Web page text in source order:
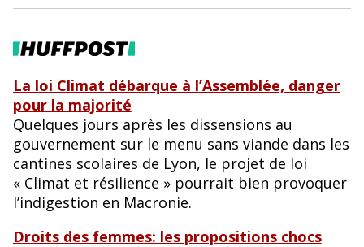
La loi Climat débarque à l’Assemblée, danger
pour la majorité
Quelques jours après les dissensions au
gouvernement sur le menu sans viande dans les
cantines scolaires de Lyon, le projet de loi
« Climat et résilience » pourrait bien provoquer
l’indigestion en Macronie.
Droits des femmes: les propositions chocs